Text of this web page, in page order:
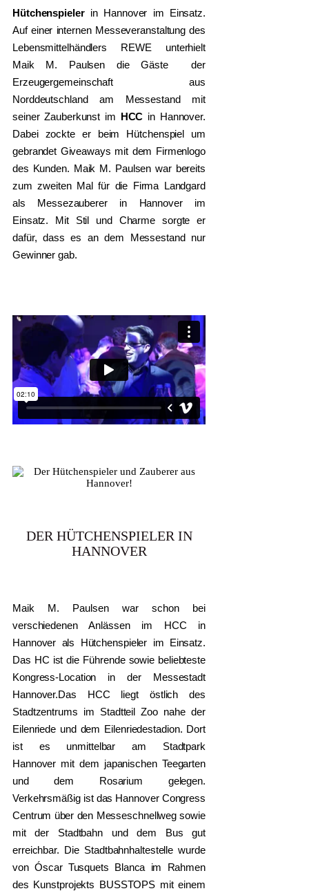
Hütchenspielerin Hannover im Einsatz.
Auf einer internen Messeveranstaltung des
Lebensmittelhändlers REWE unterhielt
Maik M. Paulsen die Gäste der
Erzeugergemeinschaft aus
Norddeutschland am Messestand mit
seiner Zauberkunst im HCC in Hannover.
Dabei zockte er beim Hütchenspiel um
gebrandet Giveaways mit dem Firmenlogo
des Kunden. Maik M. Paulsen war bereits
zum zweiten Mal für die Firma Landgard
als Messezauberer in Hannover im
Einsatz. Mit Stil und Charme sorgte er
dafür, dass es an dem Messestand nur
Gewinner gab.
DER HÜTCHENSPIELER IN
HANNOVER
Maik M. Paulsen war schon bei
verschiedenen Anlässen im HCC in
Hannover als Hütchenspieler im Einsatz.
Das HC ist die Führende sowie beliebteste
Kongress-Location in der Messestadt
Hannover.Das HCC liegt östlich des
Stadtzentrums im Stadtteil Zoo nahe der
Eilenriede und dem Eilenriedestadion. Dort
ist es unmittelbar am Stadtpark
Hannover mit dem japanischen Teegarten
und dem Rosarium gelegen.
Verkehrsmäßig ist das Hannover Congress
Centrum über den Messeschnellweg sowie
mit der Stadtbahn und dem Bus gut
erreichbar. Die Stadtbahnhaltestelle wurde
von Óscar Tusquets Blanca im Rahmen
des Kunstprojekts BUSSTOPS mit einem